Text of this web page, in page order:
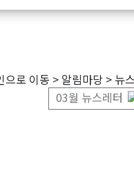
03월 뉴스레터